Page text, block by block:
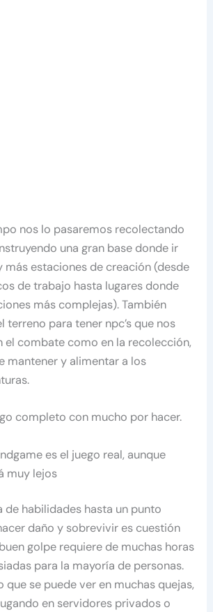
nos lo pasaremos recolectando
una gran base donde ir
más estaciones de creación (desde
de trabajo hasta lugares donde
más complejas). También
terreno para tener npc’s que nos
el combate como en la recolección,
mantener y alimentar a los
completo con mucho por hacer.
es el juego real, aunque
muy lejos
de habilidades hasta un punto
daño y sobrevivir es cuestión
golpe requiere de muchas horas
para la mayoría de personas.
que se puede ver en muchas quejas,
en servidores privados o